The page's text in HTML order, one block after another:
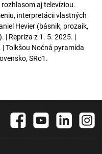
aj televíziou.
interpretácii vlastných
Hevier (básnik, prozaik,
| Repríza z 1. 5. 2025. |
Tolkšou Nočná pyramída
SRo1.